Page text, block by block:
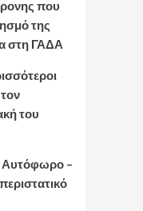
που
της
στη ΓΑΔΑ
του
Αυτόφωρο –